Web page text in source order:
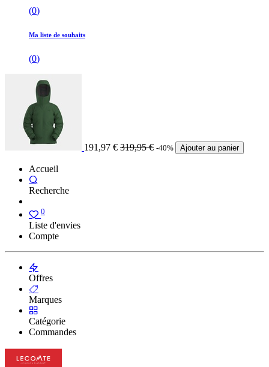
(0)
Ma liste de souhaits
(0)
191,97 € 319,95€ -40% Ajouter au panier
Accueil
Recherche
0
Liste d'envies
Compte
Offres
Marques
Catégorie
Commandes